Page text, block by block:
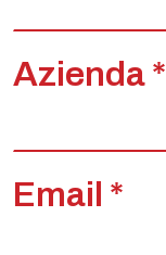
Azienda *
Email *